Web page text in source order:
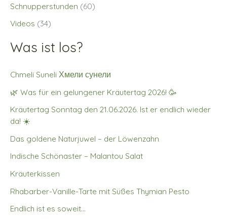
Schnupperstunden (60)
Videos (34)
Was ist los?
Chmeli Suneli Хмели сунели
🌿 Was für ein gelungener Kräutertag 2026! 🥳
Kräutertag Sonntag den 21.06.2026. Ist er endlich wieder
da! ☀️
Das goldene Naturjuwel – der Löwenzahn
Indische Schönaster – Malantou Salat
Kräuterkissen
Rhabarber-Vanille-Tarte mit Süßes Thymian Pesto
Endlich ist es soweit…